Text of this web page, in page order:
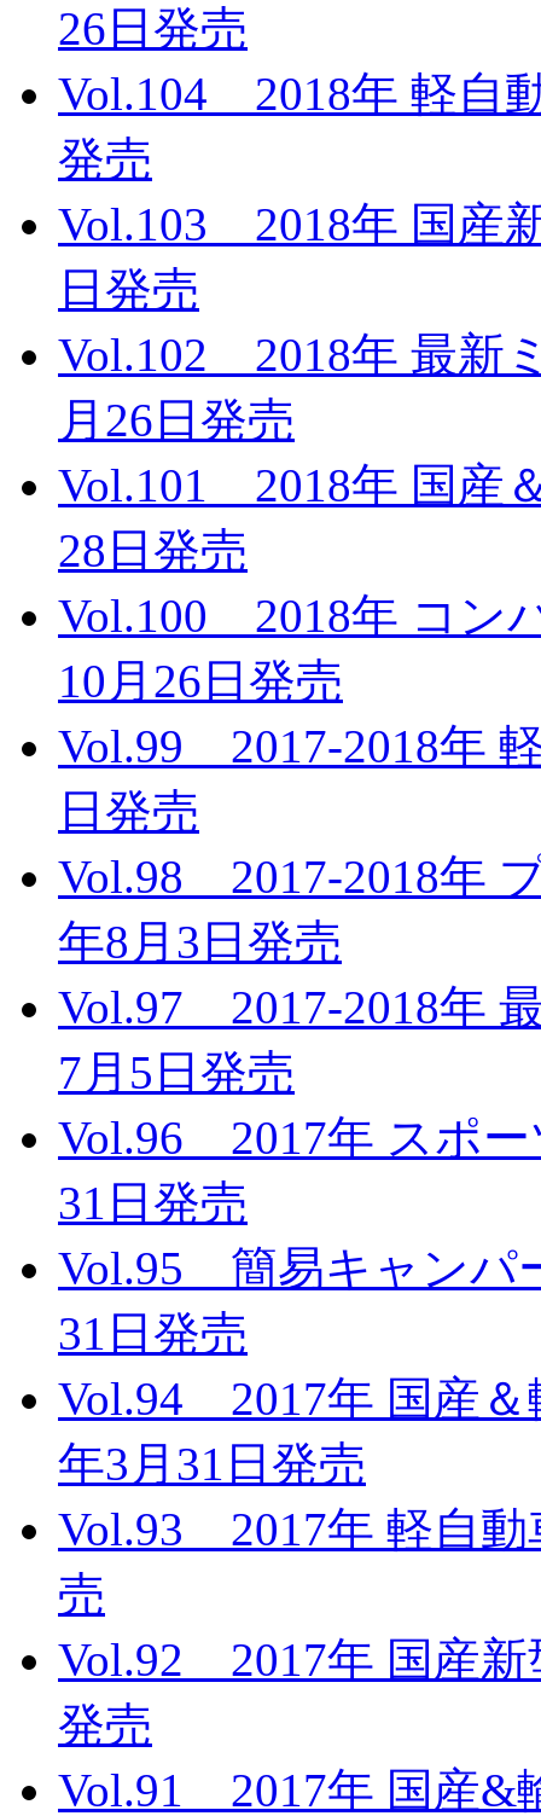
26日発売
Vol.104 2018年 軽自
発売
Vol.103 2018年 国産
日発売
Vol.102 2018年 最新
月26日発売
Vol.101 2018年 国産
28日発売
Vol.100 2018年 コン
10月26日発売
Vol.99 2017-2018年
日発売
Vol.98 2017-2018年
年8月3日発売
Vol.97 2017-2018年
7月5日発売
Vol.96 2017年 スポ
31日発売
Vol.95 簡易キャンパ
31日発売
Vol.94 2017年 国産
年3月31日発売
Vol.93 2017年 軽自
売
Vol.92 2017年 国産
発売
Vol.91 2017年 国産&